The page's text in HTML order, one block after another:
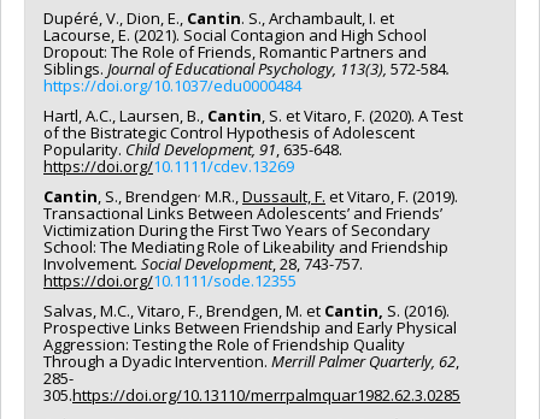
Dupéré, V., Dion, E., Cantin. S., Archambault, I. et
Lacourse, E. (2021). Social Contagion and High School
Dropout: The Role of Friends, Romantic Partners and
Siblings. Journal of Educational Psychology, 113(3), 572-584.
https://doi.org/10.1037/edu0000484
Hartl, A.C., Laursen, B., Cantin, S. et Vitaro, F. (2020). A Test
of the Bistrategic Control Hypothesis of Adolescent
Popularity. Child Development, 91, 635-648.
https://doi.org/10.1111/cdev.13269
Cantin, S., Brendgen, M.R.,Dussault, F. et Vitaro, F. (2019).
Transactional Links Between Adolescents’ and Friends’
Victimization During the First Two Years of Secondary
School: The Mediating Role of Likeability and Friendship
Involvement. Social Development, 28, 743-757.
https://doi.org/10.1111/sode.12355
Salvas, M.C., Vitaro, F., Brendgen, M. et Cantin, S. (2016).
Prospective Links Between Friendship and Early Physical
Aggression: Testing the Role of Friendship Quality
Through a Dyadic Intervention. Merrill Palmer Quarterly, 62,
285-
305.https://doi.org/10.13110/merrpalmquar1982.62.3.0285